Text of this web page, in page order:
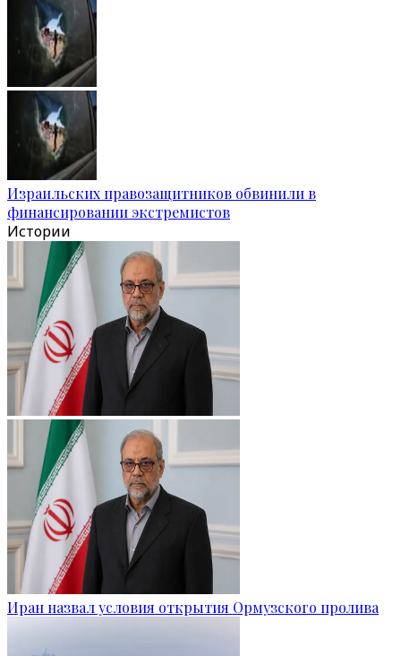
Израильских правозащитников обвинили в
финансировании экстремистов
Истории
Иран назвал условия открытия Ормузского пролива